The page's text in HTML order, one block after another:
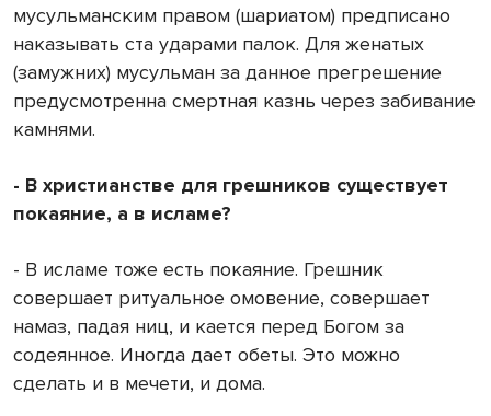
мусульманским правом (шариатом) предписано
наказывать ста ударами палок. Для женатых
(замужних) мусульман за данное прегрешение
предусмотренна смертная казнь через забивание
камнями.
- В христианстве для грешников существует
покаяние, а в исламе?
- В исламе тоже есть покаяние. Грешник
совершает ритуальное омовение, совершает
намаз, падая ниц, и кается перед Богом за
содеянное. Иногда дает обеты. Это можно
сделать и в мечети, и дома.